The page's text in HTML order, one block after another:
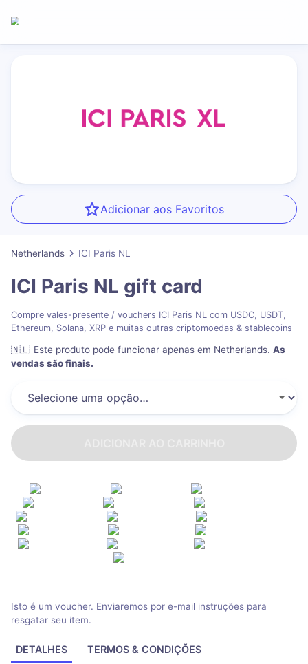
Adicionar aos Favoritos
Netherlands ICI Paris NL
ICI Paris NL gift card
Compre vales-presente / vouchers ICI Paris NL com USDC, USDT,
Ethereum, Solana, XRP e muitas outras criptomoedas & stablecoins
🇳🇱 Este produto pode funcionar apenas em Netherlands. As
vendas são finais.
Isto é um voucher. Enviaremos por e-mail instruções para
resgatar seu item.
DETALHES TERMOS & CONDIÇÕES